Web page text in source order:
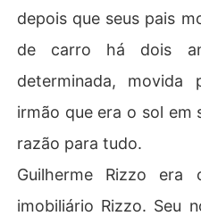
depois que seus pais
de carro há dois
determinada,
irmão que era o sol em
razão para tudo.
Guilherme Rizzo
imobiliário Rizzo. Seu